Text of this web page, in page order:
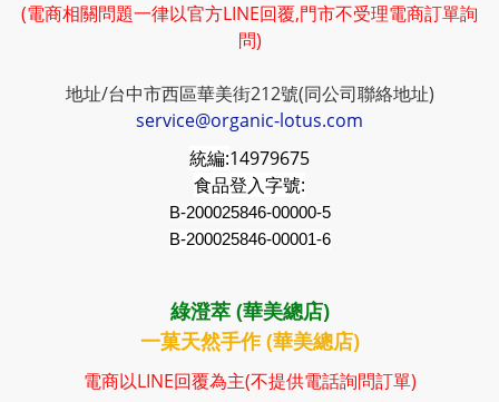
(電商相關問題一律以官方LINE回覆,門市不受理電商訂單詢
問)
地址/台中市西區華美街212號(同公司聯絡地址)
service@organic-lotus.com
統編:14979675
食品登入字號:
B-200025846-00000-5
B-200025846-00001-6
綠澄萃 (華美總店)
一菓天然手作 (華美總店)
電商以LINE回覆為主(不提供電話詢問訂單)